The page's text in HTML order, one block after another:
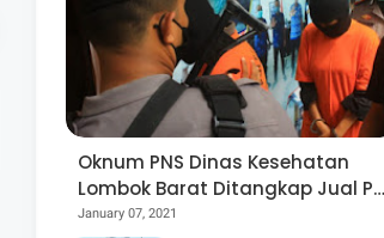
Oknum PNS Dinas Kesehatan
Lombok Barat Ditangkap Jual Pil
Ekstasi
January 07, 2021